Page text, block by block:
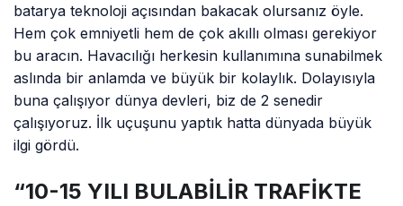
batarya teknoloji açısından bakacak olursanız öyle.
Hem çok emniyetli hem de çok akıllı olması gerekiyor
bu aracın. Havacılığı herkesin kullanımına sunabilmek
aslında bir anlamda ve büyük bir kolaylık. Dolayısıyla
buna çalışıyor dünya devleri, biz de 2 senedir
çalışıyoruz. İlk uçuşunu yaptık hatta dünyada büyük
ilgi gördü.
“10-15 YILI BULABİLİR TRAFİKTE